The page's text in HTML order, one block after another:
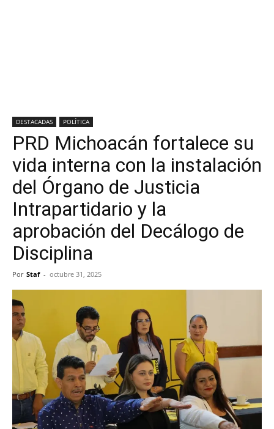
DESTACADAS POLÍTICA
PRD Michoacán fortalece su
vida interna con la instalación
del Órgano de Justicia
Intrapartidario y la
aprobación del Decálogo de
Disciplina
Por Staf - octubre 31, 2025